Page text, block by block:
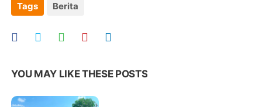
Tags Berita
YOU MAY LIKE THESE POSTS